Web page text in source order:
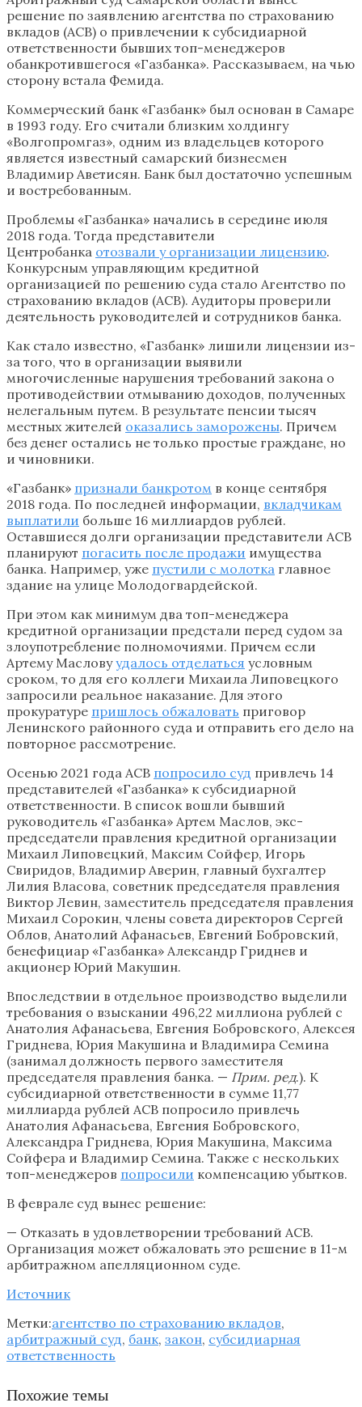
решение по заявлению агентства по страхованию
вкладов (АСВ) о привлечении к субсидиарной
ответственности бывших топ-менеджеров
обанкротившегося «Газбанка». Рассказываем, на чью
сторону встала Фемида.
Коммерческий банк «Газбанк» был основан в Самаре
в 1993 году. Его считали близким холдингу
«Волгопромгаз», одним из владельцев которого
является известный самарский бизнесмен
Владимир Аветисян. Банк был достаточно успешным
и востребованным.
Проблемы «Газбанка» начались в середине июля
2018 года. Тогда представители
Центробанка отозвали у организации лицензию.
Конкурсным управляющим кредитной
организацией по решению суда стало Агентство по
страхованию вкладов (АСВ). Аудиторы проверили
деятельность руководителей и сотрудников банка.
Как стало известно, «Газбанк» лишили лицензии из-
за того, что в организации выявили
многочисленные нарушения требований закона о
противодействии отмыванию доходов, полученных
нелегальным путем. В результате пенсии тысяч
местных жителей оказались заморожены. Причем
без денег остались не только простые граждане, но
и чиновники.
«Газбанк» признали банкротом в конце сентября
2018 года. По последней информации, вкладчикам
выплатили больше 16 миллиардов рублей.
Оставшиеся долги организации представители АСВ
планируют погасить после продажи имущества
банка. Например, уже пустили с молотка главное
здание на улице Молодогвардейской.
При этом как минимум два топ-менеджера
кредитной организации предстали перед судом за
злоупотребление полномочиями. Причем если
Артему Масловуудалось отделаться условным
сроком, то для его коллеги Михаила Липовецкого
запросили реальное наказание. Для этого
прокуратуре пришлось обжаловать приговор
Ленинского районного суда и отправить его дело на
повторное рассмотрение.
Осенью 2021 года АСВ попросило суд привлечь 14
представителей «Газбанка» к субсидиарной
ответственности. В список вошли бывший
руководитель «Газбанка» Артем Маслов, экс-
председатели правления кредитной организации
Михаил Липовецкий, Максим Сойфер, Игорь
Свиридов, Владимир Аверин, главный бухгалтер
Лилия Власова, советник председателя правления
Виктор Левин, заместитель председателя правления
Михаил Сорокин, члены совета директоров Сергей
Облов, Анатолий Афанасьев, Евгений Бобровский,
бенефициар «Газбанка» Александр Гриднев и
акционер Юрий Макушин.
Впоследствии в отдельное производство выделили
требования о взыскании 496,22 миллиона рублей с
Анатолия Афанасьева, Евгения Бобровского, Алексея
Гриднева, Юрия Макушина и Владимира Семина
(занимал должность первого заместителя
председателя правления банка. — Прим. ред.). К
субсидиарной ответственности в сумме 11,77
миллиарда рублей АСВ попросило привлечь
Анатолия Афанасьева, Евгения Бобровского,
Александра Гриднева, Юрия Макушина, Максима
Сойфера и Владимир Семина. Также с нескольких
топ-менеджеров попросили компенсацию убытков.
В феврале суд вынес решение:
— Отказать в удовлетворении требований АСВ.
Организация может обжаловать это решение в 11-м
арбитражном апелляционном суде.
Источник
Метки:агентство по страхованию вкладов,
арбитражный суд, банк, закон, субсидиарная
ответственность
Похожие темы